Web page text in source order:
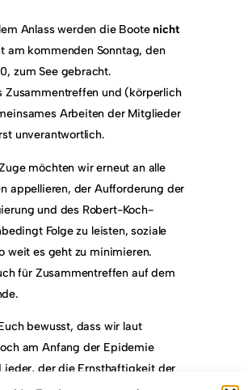
Anlass werden die Bootenicht
am kommenden Sonntag, den
zum See gebracht.
Zusammentreffen und (körperlich
Arbeiten der Mitglieder
unverantwortlich.
möchten wir erneut an alle
appellieren, der Aufforderung der
und des Robert-Koch-
Folge zu leisten, soziale
weit es geht zu minimieren.
für Zusammentreffen auf dem
bewusst, dass wir laut
am Anfang der Epidemie
jeder, der die Ernsthaftigkeit der